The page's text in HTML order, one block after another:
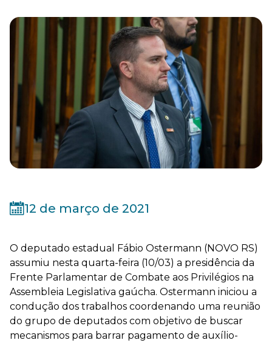
12 de março de 2021
O deputado estadual Fábio Ostermann (NOVO RS)
assumiu nesta quarta-feira (10/03) a presidência da
Frente Parlamentar de Combate aos Privilégios na
Assembleia Legislativa gaúcha. Ostermann iniciou a
condução dos trabalhos coordenando uma reunião
do grupo de deputados com objetivo de buscar
mecanismos para barrar pagamento de auxílio-